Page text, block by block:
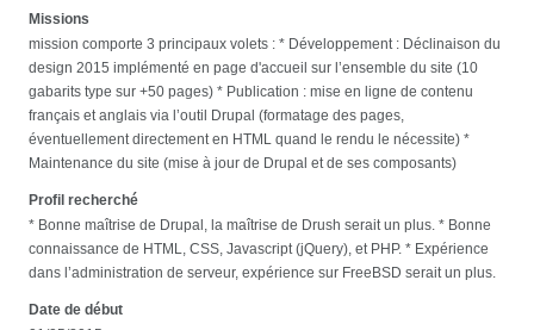
Missions
mission comporte 3 principaux volets : * Développement : Déclinaison du
design 2015 implémenté en page d'accueil sur l’ensemble du site (10
gabarits type sur +50 pages) * Publication : mise en ligne de contenu
français et anglais via l’outil Drupal (formatage des pages,
éventuellement directement en HTML quand le rendu le nécessite) *
Maintenance du site (mise à jour de Drupal et de ses composants)
Profil recherché
* Bonne maîtrise de Drupal, la maîtrise de Drush serait un plus. * Bonne
connaissance de HTML, CSS, Javascript (jQuery), et PHP. * Expérience
dans l’administration de serveur, expérience sur FreeBSD serait un plus.
Date de début